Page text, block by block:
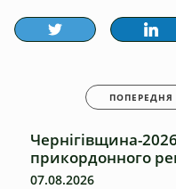
ПОПЕРЕДНЯ
Чернігівщина-
прикордонного
07.08.2026